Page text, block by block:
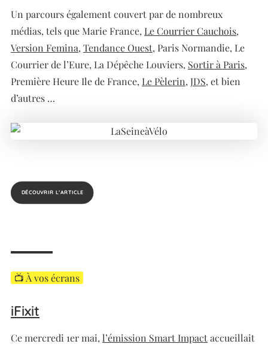
Un parcours également couvert par de nombreux
médias, tels que Marie France, Le Courrier Cauchois,
Version Femina, Tendance Ouest, Paris Normandie, Le
Courrier de l’Eure, La Dépêche Louviers, Sortir à Paris,
Première Heure Ile de France, Le Pèlerin, JDS, et bien
d’autres …
DÉCOUVRIR L’ARTICLE
📺 À vos écrans
iFixit
Ce mercredi 1er mai, l’émission Smart Impactaccueillait